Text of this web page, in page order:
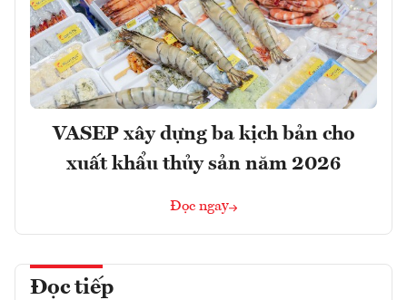
VASEP xây dựng ba kịch bản cho
xuất khẩu thủy sản năm 2026
Đọc ngay
Đọc tiếp